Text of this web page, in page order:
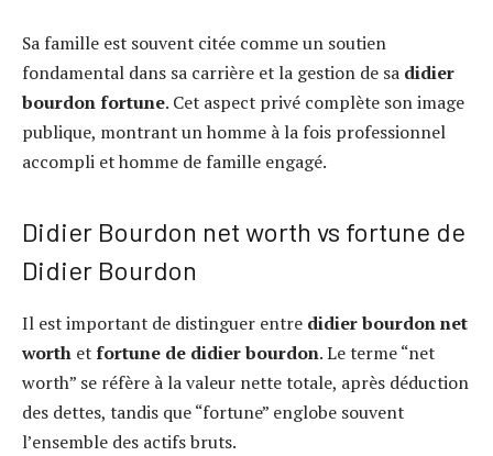
Sa famille est souvent citée comme un soutien
fondamental dans sa carrière et la gestion de sa didier
bourdon fortune. Cet aspect privé complète son image
publique, montrant un homme à la fois professionnel
accompli et homme de famille engagé.
Didier Bourdon net worth vs fortune de
Didier Bourdon
Il est important de distinguer entre didier bourdon net
worth etfortune de didier bourdon. Le terme “net
worth” se réfère à la valeur nette totale, après déduction
des dettes, tandis que “fortune” englobe souvent
l’ensemble des actifs bruts.